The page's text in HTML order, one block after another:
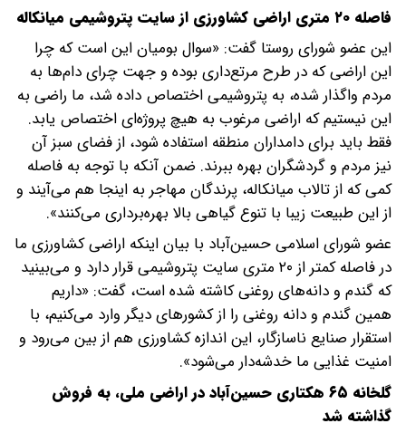
فاصله ۲۰ متری اراضی کشاورزی از سایت پتروشیمی میانکاله
این عضو شورای روستا گفت: «سوال بومیان این است که چرا
این اراضی که در طرح مرتع‌داری بوده و جهت چرای دام‌ها به
مردم واگذار شده، به پتروشیمی اختصاص داده شد، ما راضی به
این نیستیم که اراضی مرغوب به هیچ پروژه‌ای اختصاص یابد.
فقط باید برای دامداران منطقه استفاده شود، از فضای سبز آن
نیز مردم و گردشگران بهره ببرند. ضمن آنکه با توجه به فاصله
کمی که از تالاب میانکاله، پرندگان مهاجر به اینجا هم می‌آیند و
از این طبیعت زیبا با تنوع گیاهی بالا بهره‌برداری می‌کنند».
عضو شورای اسلامی حسین‌آباد با بیان اینکه اراضی کشاورزی ما
در فاصله کمتر از ۲۰ متری سایت پتروشیمی قرار دارد و می‌بینید
که گندم و دانه‌های روغنی کاشته شده است، گفت: «داریم
همین گندم و دانه روغنی را از کشور‌های دیگر وارد می‌کنیم، با
استقرار صنایع ناسازگار، این اندازه کشاورزی هم از بین می‌رود و
امنیت غذایی ما خدشه‌دار می‌شود».
گلخانه ۶۵ هکتاری حسین‌آباد در اراضی ملی، به فروش
گذاشته شد